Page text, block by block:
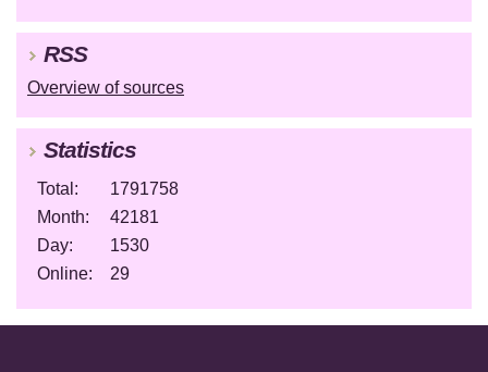
RSS
Overview of sources
Statistics
Online: 29
Total:
1791758
Month:
42181
Day:
1530